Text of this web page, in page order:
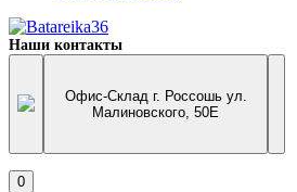
Наши контакты
Офис-Склад г. Россошь ул.
Малиновского, 50Е
0